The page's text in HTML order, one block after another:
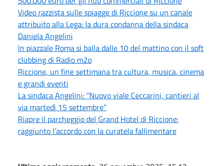
Video razzista sulle spiagge di Riccione su un canale
attribuito alla Lega: la dura condanna della sindaca
Daniela Angelini
In piazzale Roma si balla dalle 10 del mattino con il soft
clubbing di Radio m2o
Riccione, un fine settimana tra cultura, musica, cinema
e grandi eventi
La sindaca Angelini: “Nuovo viale Ceccarini, cantieri al
via martedì 15 settembre”
Riapre il parcheggio del Grand Hotel di Riccione:
raggiunto l’accordo con la curatela fallimentare